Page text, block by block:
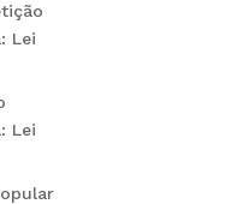
Lei
Lei